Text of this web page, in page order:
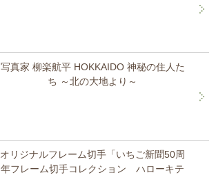
写真家 柳楽航平 HOKKAIDO 神秘の住人た
ち ～北の大地より～
オリジナルフレーム切手「いちご新聞50周
年フレーム切手コレクション ハローキテ